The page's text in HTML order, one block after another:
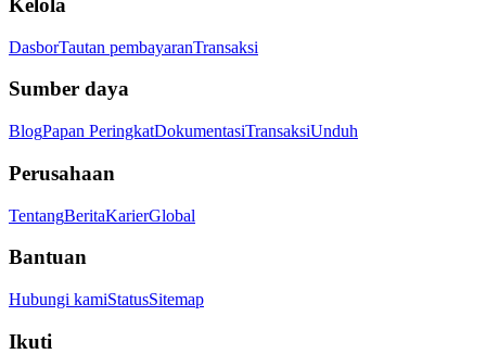
Kelola
DasborTautan pembayaranTransaksi
Sumber daya
BlogPapan PeringkatDokumentasiTransaksiUnduh
Perusahaan
TentangBeritaKarierGlobal
Bantuan
Hubungi kamiStatusSitemap
Ikuti